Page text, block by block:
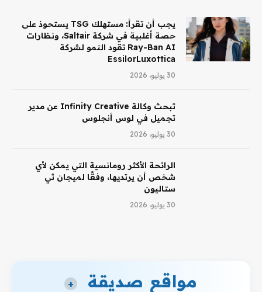
يجب أن تقرأ: مستهلك TSG يستحوذ على
حصة أغلبية في شركة Saltair، ونظارات
Ray-Ban AI تقود النمو لشركة
EssilorLuxottica
30 يوليو، 2026
تبحث وكالة Infinity Creative عن مدير
تجميل في لوس أنجلوس
30 يوليو، 2026
الرائحة الأكثر رومانسية التي يمكن لأي
شخص أن يرتديها، وفقًا لميجان ثي
ستاليون
30 يوليو، 2026
مواقع صديقة +